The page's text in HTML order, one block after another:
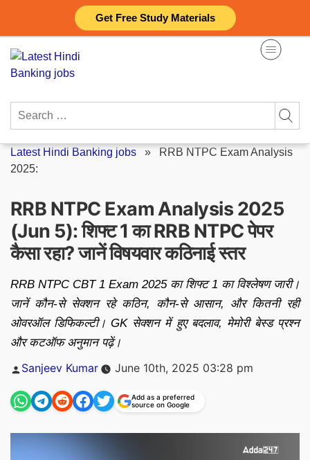
Get Free Study Materials
content
Search
Latest Hindi Banking jobs » RRB NTPC Exam Analysis
2025:
RRB NTPC Exam Analysis 2025
(Jun 5): शिफ्ट 1 का RRB NTPC पेपर
कैसा रहा? जानें विषयवार कठिनाई स्तर
RRB NTPC CBT 1 Exam 2025 का शिफ्ट 1 का विश्लेषण जारी।
जानें कौन-से सेक्शन रहे कठिन, कौन-से आसान, और कितनी रही
ओवरऑल डिफिकल्टी। GK सेक्शन में हुए बदलाव, मेमोरी बेस्ड प्रश्न
और कटऑफ अनुमान पढ़ें।
Posted
Sanjeev Kumar June 10th, 2025 03:28 pm
Add as a preferred
source on Google